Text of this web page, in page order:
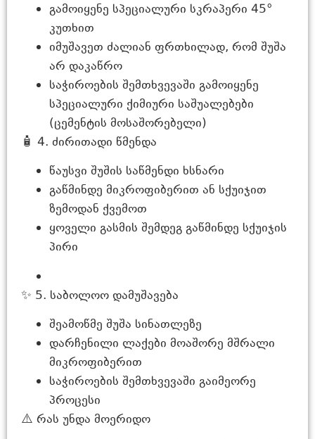
გამოიყენე სპეციალური სკრაპერი 45°
კუთხით
იმუშავეთ ძალიან ფრთხილად, რომ შუშა
არ დაკაწრო
საჭიროების შემთხვევაში გამოიყენე
სპეციალური ქიმიური საშუალებები
(ცემენტის მოსაშორებელი)
🧴 4. ძირითადი წმენდა
წაუსვი შუშის საწმენდი ხსნარი
გაწმინდე მიკროფიბერით ან სქუიჯით
ზემოდან ქვემოთ
ყოველი გასმის შემდეგ გაწმინდე სქუიჯის
პირი
✨ 5. საბოლოო დამუშავება
შეამოწმე შუშა სინათლეზე
დარჩენილი ლაქები მოაშორე მშრალი
მიკროფიბერით
საჭიროების შემთხვევაში გაიმეორე
პროცესი
⚠️ რას უნდა მოერიდო